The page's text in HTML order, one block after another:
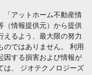
「アットホーム不動産情
（情報提供元）から提供
えるよう、最大限の努力
のではありません。 利用
因する損害および情報が
は、 ジオテクノロジーズ